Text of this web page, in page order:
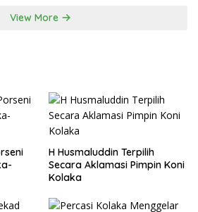
View More
H Husmaluddin Terpilih
Secara Aklamasi Pimpin Koni
Kolaka